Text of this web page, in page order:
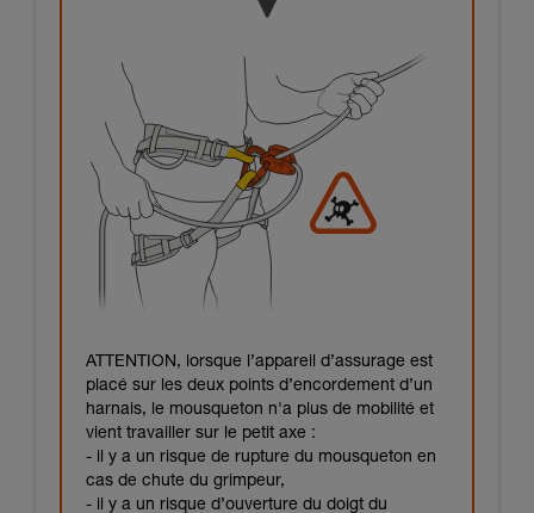
ATTENTION, lorsque l’appareil d’assurage est
placé sur les deux points d’encordement d’un
harnais, le mousqueton n'a plus de mobilité et
vient travailler sur le petit axe :
- il y a un risque de rupture du mousqueton en
cas de chute du grimpeur,
- il y a un risque d’ouverture du doigt du